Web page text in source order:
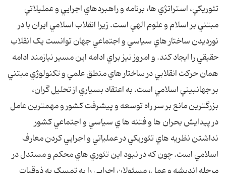
تئوريکي، استراتژي ها، برنامه و راهبردهاي اجرايي و عمليلاتي
مبتني بر اسلام و علوم الهي است. زيرا انقلاب اسلامي ايران با در
نورديدن ساختار هاي سياسي و اجتماعي جهان توانست يک انقلاب
حقيقي را ايجاد کند. و امروز نيز براي ادامه اين مسير نيازمند ادامه
همان حرکت انقلابي در ساختار هاي منطق علمي و تکنولوژي مبتني
بر جهانبيني اسلامي است. به اعتقاد بسياري از تحليل گران،
بزرگترين مانع بر سر راه توسعه و پيشرفت کشور و مهمترين عامل
در پيدايش بحران ها و فتنه ها ي سياسي و اجتماعي کشور
نداشتن نظريه هاي تئوريکي در عملياتي و اجرايي کردن معارف
اسلامي است. چون که در نبود اين تئوري هاي محکم و مستدل در